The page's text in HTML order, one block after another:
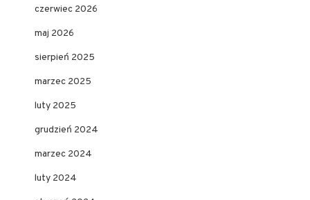
czerwiec 2026
maj 2026
sierpień 2025
marzec 2025
luty 2025
grudzień 2024
marzec 2024
luty 2024